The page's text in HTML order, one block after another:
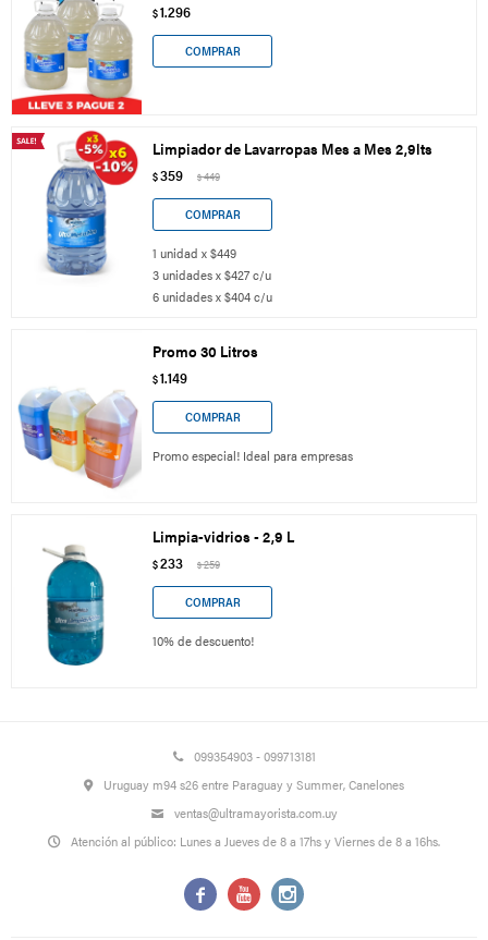
$1.296
Limpiador de Lavarropas Mes a Mes 2,9lts
$359 $449
1 unidad x $449
3 unidades x $427 c/u
6 unidades x $404 c/u
Promo 30 Litros
$1.149
Promo especial! Ideal para empresas
Limpia-vidrios - 2,9 L
$233 $259
10% de descuento!
099354903 - 099713181
Uruguay m94 s26 entre Paraguay y Summer, Canelones
ventas@ultramayorista.com.uy
Atención al público: Lunes a Jueves de 8 a 17hs y Viernes de 8 a 16hs.
  